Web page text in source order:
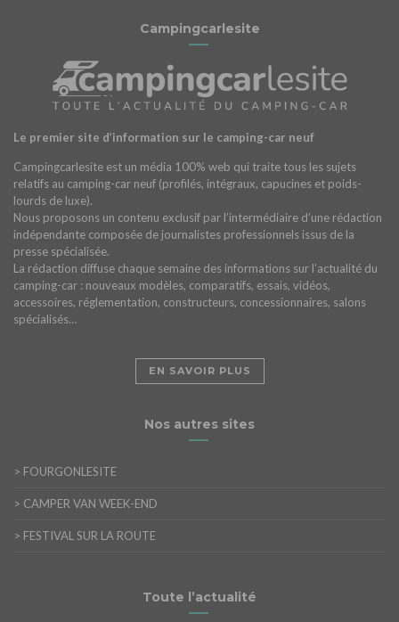
Campingcarlesite
Le premier site d’information sur le camping-car neuf
Campingcarlesite est un média 100% web qui traite tous les sujets
relatifs au camping-car neuf (profilés, intégraux, capucines et poids-
lourds de luxe).
Nous proposons un contenu exclusif par l’intermédiaire d’une rédaction
indépendante composée de journalistes professionnels issus de la
presse spécialisée.
La rédaction diffuse chaque semaine des informations sur l’actualité du
camping-car : nouveaux modèles, comparatifs, essais, vidéos,
accessoires, réglementation, constructeurs, concessionnaires, salons
spécialisés…
EN SAVOIR PLUS
Nos autres sites
> FOURGONLESITE
> CAMPER VAN WEEK-END
> FESTIVAL SUR LA ROUTE
Toute l’actualité